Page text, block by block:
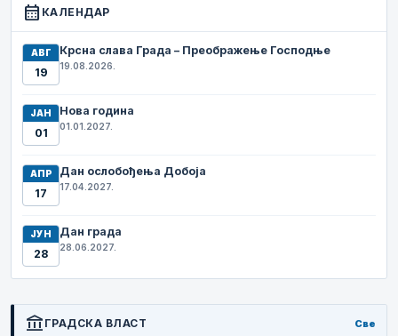
calendar_month КАЛЕНДАР
АВГ
19
Крсна слава Града – Преображење Господње
19.08.2026.
ЈАН
01
Нова година
01.01.2027.
АПР
17
Дан ослобођења Добоја
17.04.2027.
ЈУН
28
Дан града
28.06.2027.
account_balance ГРАДСКА ВЛАСТ Све